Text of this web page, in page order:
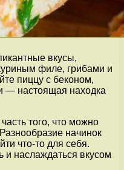
вкусы,
филе, грибами и
пиццу с беконом,
— настоящая находка
того, что можно
начинок
что-то для себя.
и наслаждаться вкусом